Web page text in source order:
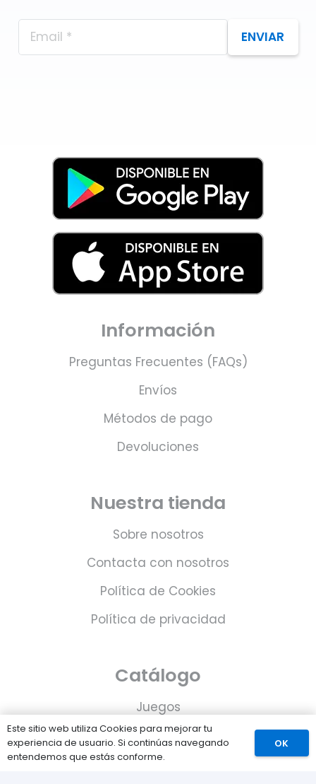
ENVIAR
Información
Preguntas Frecuentes (FAQs)
Envíos
Métodos de pago
Devoluciones
Nuestra tienda
Sobre nosotros
Contacta con nosotros
Política de Cookies
Política de privacidad
Catálogo
Juegos
Consolas
Accesorios para tu PS5
Este sitio web utiliza Cookies para mejorar tu
experiencia de usuario. Si continúas navegando
entendemos que estás conforme.
OK